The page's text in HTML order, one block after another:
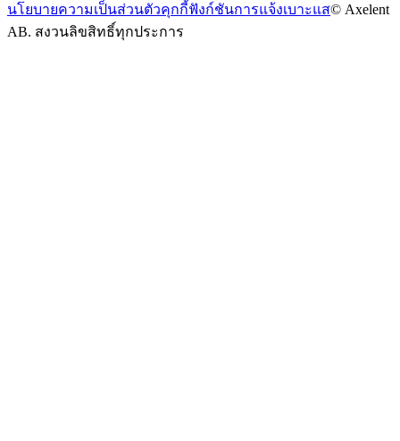
นโยบายความเป็นส่วนตัวคุกกี้ฟังก์ชันการแจ้งเบาะแส© Axelent
AB. สงวนลิขสิทธิ์ทุกประการ